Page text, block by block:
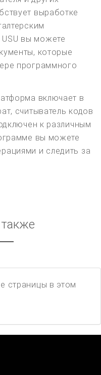
выработке
вы можете
которые
программного
включает в
считыватель кодов
к различным
вы можете
и следить за
страницы в этом